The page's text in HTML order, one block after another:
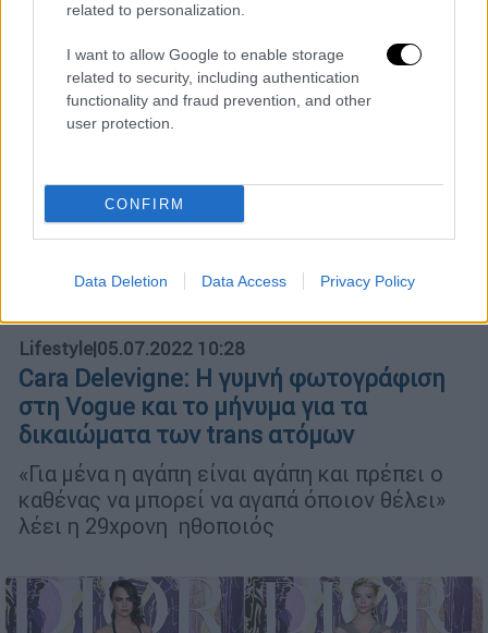
related to personalization.
I want to allow Google to enable storage
related to security, including authentication
functionality and fraud prevention, and other
user protection.
CONFIRM
Data Deletion Data Access Privacy Policy
Lifestyle|05.07.2022 10:28
Cara Delevigne: Η γυμνή φωτογράφιση
στη Vogue και το μήνυμα για τα
δικαιώματα των trans ατόμων
«Για μένα η αγάπη είναι αγάπη και πρέπει ο
καθένας να μπορεί να αγαπά όποιον θέλει»
λέει η 29χρονη ηθοποιός